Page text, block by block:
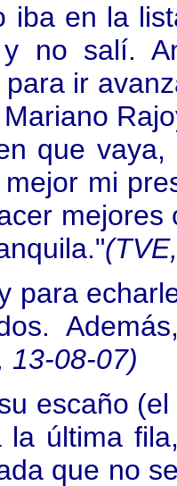
iba en la
y no salí.
ir
que
mi
mejores
para
13-08-07)
escaño
la última
que no